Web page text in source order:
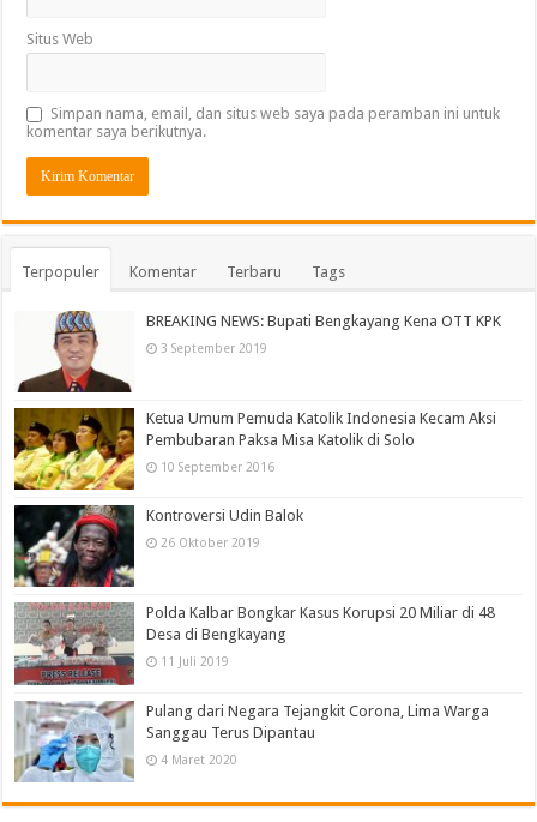
Situs Web
Simpan nama, email, dan situs web saya pada peramban ini untuk
komentar saya berikutnya.
Terpopuler Komentar Terbaru Tags
BREAKING NEWS: Bupati Bengkayang Kena OTT KPK
3 September 2019
Ketua Umum Pemuda Katolik Indonesia Kecam Aksi
Pembubaran Paksa Misa Katolik di Solo
10 September 2016
Kontroversi Udin Balok
26 Oktober 2019
Polda Kalbar Bongkar Kasus Korupsi 20 Miliar di 48
Desa di Bengkayang
11 Juli 2019
Pulang dari Negara Tejangkit Corona, Lima Warga
Sanggau Terus Dipantau
4 Maret 2020